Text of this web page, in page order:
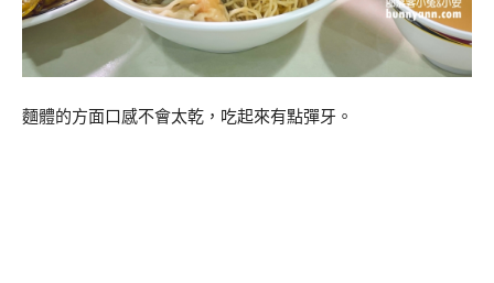
麵體的方面口感不會太乾，吃起來有點彈牙。